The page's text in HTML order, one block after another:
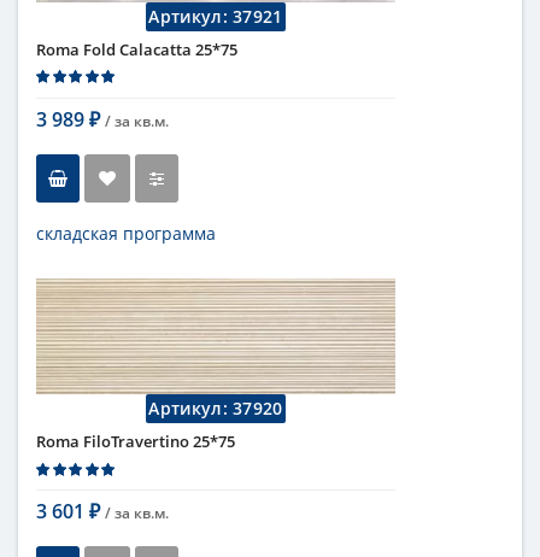
Италия
Поверхность
матовая
Коллекция
Артикул:37921
Roma Fold Calacatta 25*75
3 989 ₽ / за кв.м.
складская программа
Длина
75 см
Высота
25 см
Рисунок
с узорами...
Цвет кремовый,светлый
Италия
Поверхность
матовая
Коллекция
Артикул:37920
Roma FiloTravertino 25*75
3 601 ₽ / за кв.м.